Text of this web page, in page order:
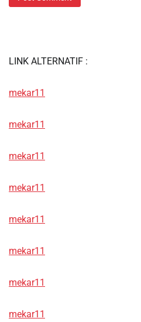
LINK ALTERNATIF :
mekar11
mekar11
mekar11
mekar11
mekar11
mekar11
mekar11
mekar11